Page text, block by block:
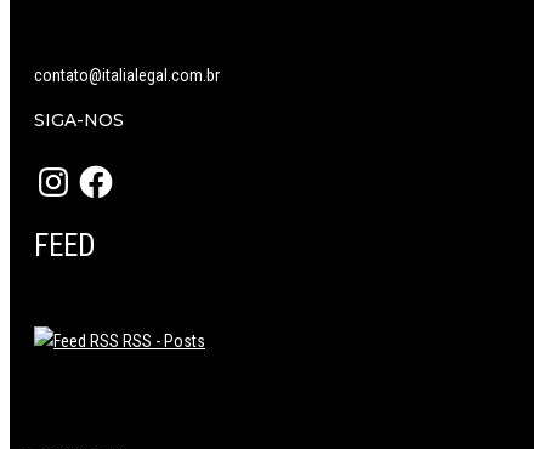
contato@italialegal.com.br
SIGA-NOS
InstagramFacebook
FEED
RSS - Posts